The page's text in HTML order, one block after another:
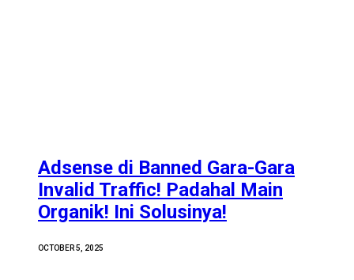
Adsense di Banned Gara-Gara
Invalid Traffic! Padahal Main
Organik! Ini Solusinya!
OCTOBER 5, 2025